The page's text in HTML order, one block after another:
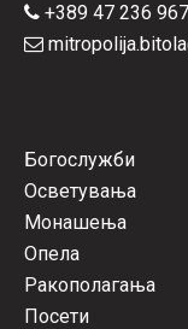
+389 47 236 967
Богослужби
Осветувања
Монашења
Опела
Ракополагања
Посети